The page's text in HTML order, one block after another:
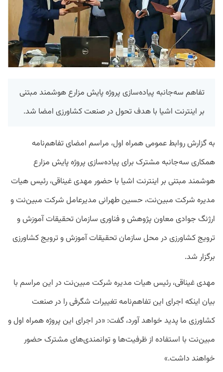
تفاهم سه‌جانبه پیاده‌سازی پروژه پایش مزارع هوشمند مبتنی
بر اینترنت اشیا با هدف تحول در صنعت کشاورزی امضا شد.
به گزارش روابط عمومی همراه اول، مراسم امضای تفاهم‌نامه
همکاری سه‌جانبه مشترک برای پیاده‌سازی پروژه پایش مزارع
هوشمند مبتنی بر اینترنت اشیا با حضور مهدی غیناقی، رئیس هیات
مدیره شرکت مبین‌نت، حسین طهرانی مدیرعامل شرکت مبین‌نت و
ارژنگ جوادی معاون پژوهش و فناوری سازمان تحقیقات آموزش و
ترویج کشاورزی در محل سازمان تحقیقات آموزش و ترویج کشاورزی
برگزار شد.
مهدی غیناقی، رئیس هیات مدیره شرکت مبین‌نت در این مراسم با
بیان اینکه اجرای این تفاهم‌نامه تغییرات شگرفی را در صنعت
کشاورزی ما پدید خواهد آورد، گفت: «در اجرای این پروژه همراه اول و
مبین‌نت با استفاده از ظرفیت‌ها و توانمندی‌های مشترک حضور
خواهند داشت.»